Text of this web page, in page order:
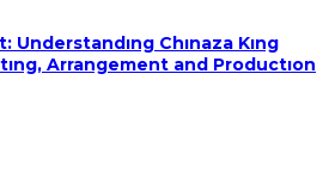
Understandıng Chınaza Kıng
Arrangement and Productıon